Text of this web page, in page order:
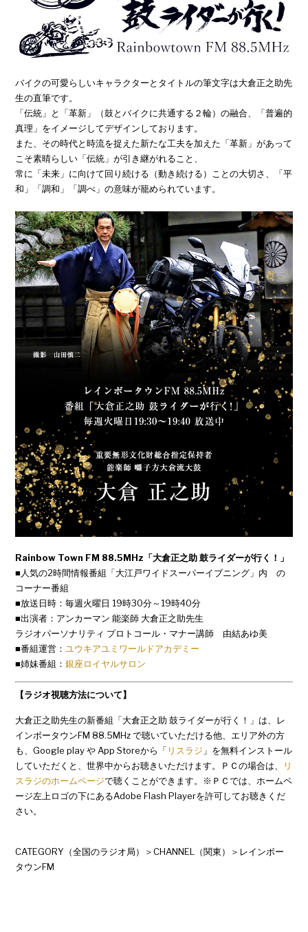
バイクの可愛らしいキャラクターとタイトルの筆文字は大倉正之助先
生の直筆です。
「伝統」と「革新」（鼓とバイクに共通する２輪）の融合、「普遍的
真理」をイメージしてデザインしております。
また、その時代と時流を捉えた新たな工夫を加えた「革新」があって
こそ素晴らしい「伝統」が引き継がれること、
常に「未来」に向けて回り続ける（動き続ける）ことの大切さ、「平
和」「調和」「調べ」の意味が籠められています。
Rainbow Town FM 88.5MHz「大倉正之助 鼓ライダーが行く！」
■人気の2時間情報番組「大江戸ワイドスーパーイブニング」内 の
コーナー番組
■放送日時：毎週火曜日 19時30分～19時40分
■出演者：アンカーマン 能楽師 大倉正之助先生
ラジオパーソナリティ プロトコール・マナー講師 由結あゆ美
■番組運営： ユウキアユミワールドアカデミー
■姉妹番組：銀座ロイヤルサロン
【ラジオ視聴方法について】
大倉正之助先生の新番組「大倉正之助 鼓ライダーが行く！」は、レ
インボータウンFM 88.5MHz で聴いていただける他、エリア外の方
も、Google play や App Storeから「 リスラジ 」を無料インストール
していただくと、世界中からお聴きいただけます。ＰＣの場合は、
リ
スラジのホームページで聴くことができます。※ＰＣでは、ホームペ
ージ左上ロゴの下にあるAdobe Flash Playerを許可してお聴きくだ
さい。
CATEGORY（全国のラジオ局）＞CHANNEL（関東）＞レインボー
タウンFM